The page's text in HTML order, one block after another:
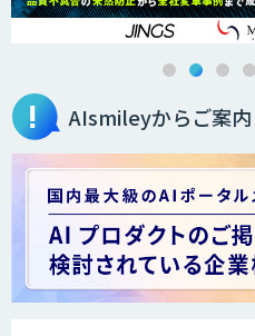
Brain Plus
データ分
Docify（ド
AIsmileyからご案内